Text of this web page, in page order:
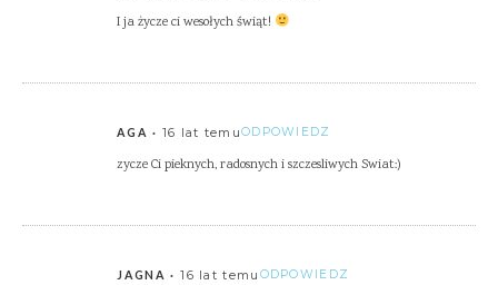
I ja życze ci wesołych świąt!
AGA 16 lat temuODPOWIEDZ
zycze Ci pieknych, radosnych i szczesliwych Swiat:)
JAGNA 16 lat temu ODPOWIEDZ